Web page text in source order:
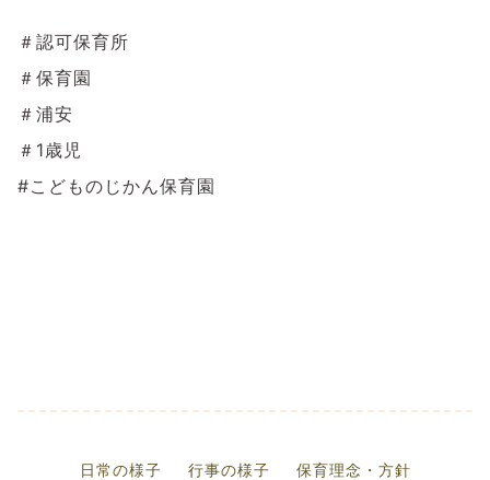
＃認可保育所
＃保育園
＃浦安
＃1歳児
#こどものじかん保育園
日常の様子 行事の様子
保育理念・方針